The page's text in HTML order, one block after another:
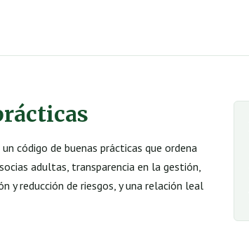
código de buenas prácticas que ordena
adultas, transparencia en la gestión,
y reducción de riesgos, y una relación leal